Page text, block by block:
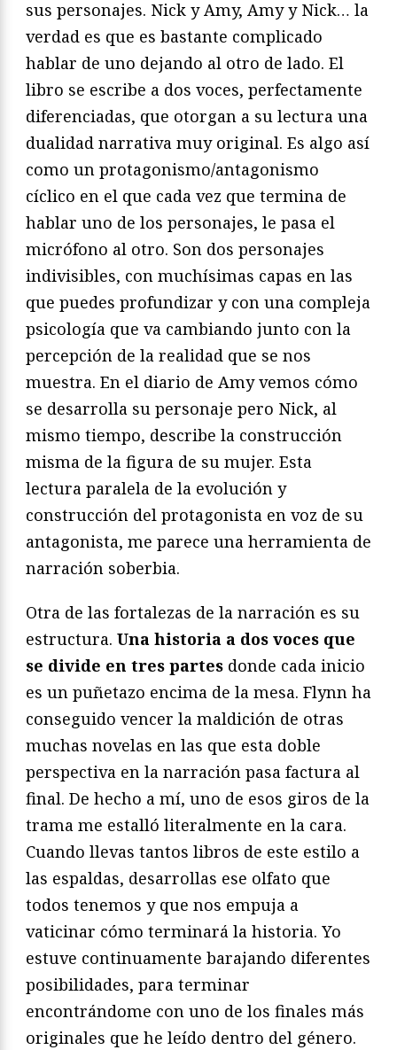
sus personajes. Nick y Amy, Amy y Nick… la
verdad es que es bastante complicado
hablar de uno dejando al otro de lado. El
libro se escribe a dos voces, perfectamente
diferenciadas, que otorgan a su lectura una
dualidad narrativa muy original. Es algo así
como un protagonismo/antagonismo
cíclico en el que cada vez que termina de
hablar uno de los personajes, le pasa el
micrófono al otro. Son dos personajes
indivisibles, con muchísimas capas en las
que puedes profundizar y con una compleja
psicología que va cambiando junto con la
percepción de la realidad que se nos
muestra. En el diario de Amy vemos cómo
se desarrolla su personaje pero Nick, al
mismo tiempo, describe la construcción
misma de la figura de su mujer. Esta
lectura paralela de la evolución y
construcción del protagonista en voz de su
antagonista, me parece una herramienta de
narración soberbia.
Otra de las fortalezas de la narración es su
estructura. Una historia a dos voces que
se divide en tres partes donde cada inicio
es un puñetazo encima de la mesa. Flynn ha
conseguido vencer la maldición de otras
muchas novelas en las que esta doble
perspectiva en la narración pasa factura al
final. De hecho a mí, uno de esos giros de la
trama me estalló literalmente en la cara.
Cuando llevas tantos libros de este estilo a
las espaldas, desarrollas ese olfato que
todos tenemos y que nos empuja a
vaticinar cómo terminará la historia. Yo
estuve continuamente barajando diferentes
posibilidades, para terminar
encontrándome con uno de los finales más
originales que he leído dentro del género.